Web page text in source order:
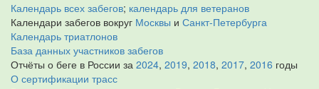
Календарь всех забегов; календарь для ветеранов
Календари забегов вокруг Москвы и Санкт-Петербурга
Календарь триатлонов
База данных участников забегов
Отчёты о беге в России за 2024, 2019, 2018, 2017, 2016 годы
О сертификации трасс